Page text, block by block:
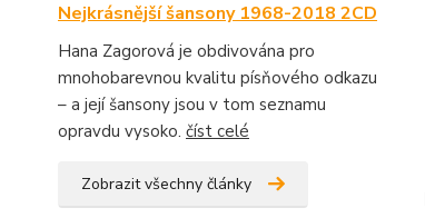
Nejkrásnější šansony 1968-2018 2CD
Hana Zagorová je obdivována pro
mnohobarevnou kvalitu písňového odkazu
– a její šansony jsou v tom seznamu
opravdu vysoko. číst celé
Zobrazit všechny články